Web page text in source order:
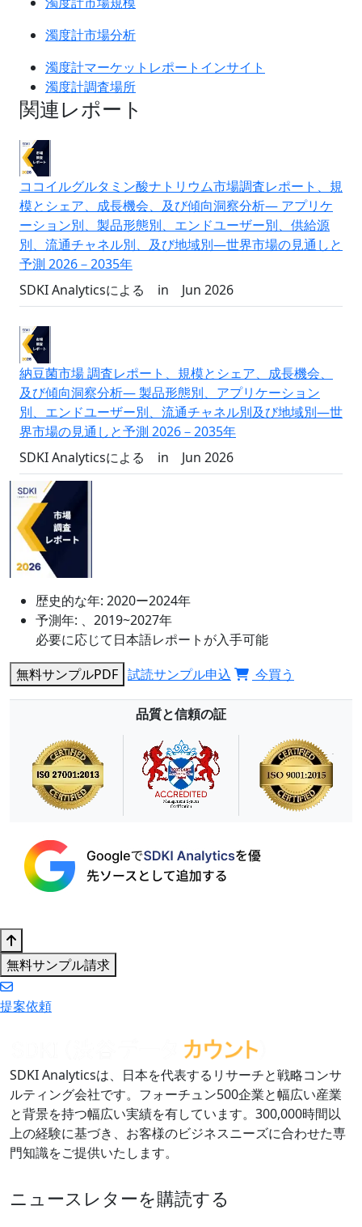
濁度計市場分析
濁度計マーケットレポートインサイト
濁度計調査場所
関連レポート
ココイルグルタミン酸ナトリウム市場調査レポート、規
模とシェア、成長機会、及び傾向洞察分析― アプリケ
ーション別、製品形態別、エンドユーザー別、供給源
別、流通チャネル別、及び地域別―世界市場の見通しと
予測 2026－2035年
SDKI Analyticsによる
in Jun 2026
納豆菌市場 調査レポート、規模とシェア、成長機会、
及び傾向洞察分析― 製品形態別、アプリケーション
別、エンドユーザー別、流通チャネル別及び地域別―世
界市場の見通しと予測 2026－2035年
SDKI Analyticsによる
in Jun 2026
歴史的な年: 2020ー2024年
予測年: 、2019~2027年
必要に応じて日本語レポートが入手可能
無料サンプルPDF 試読サンプル申込 今買う
品質と信頼の証
無料サンプル請求
提案依頼
SDKI Analyticsは、日本を代表するリサーチと戦略コンサ
ルティング会社です。フォーチュン500企業と幅広い産業
と背景を持つ幅広い実績を有しています。300,000時間以
上の経験に基づき、お客様のビジネスニーズに合わせた専
門知識をご提供いたします。
ニュースレターを購読する